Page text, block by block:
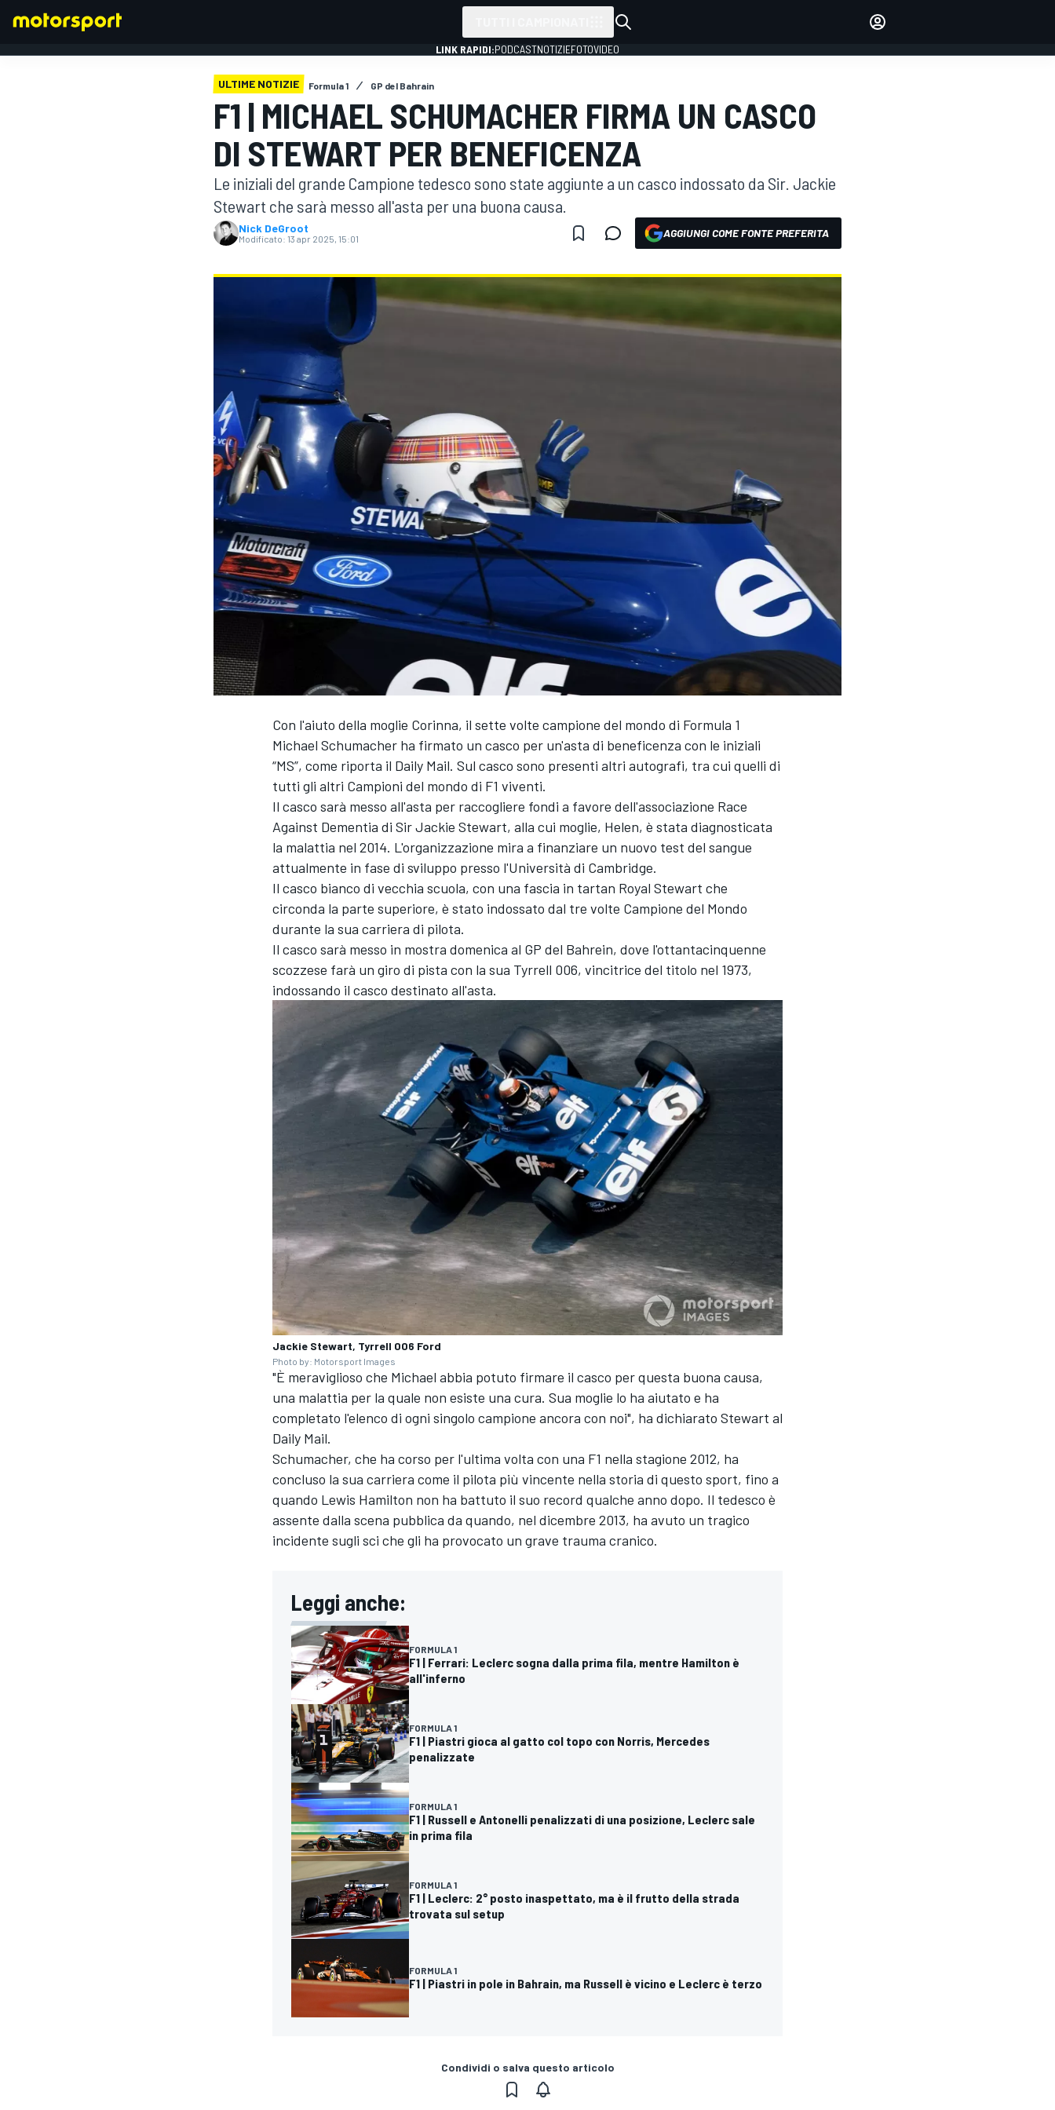
WEC
ACCEDI
LINK RAPIDI:PODCASTNOTIZIEFOTOVIDEO
ULTIME NOTIZIE Formula 1 GP del Bahrain
F1 | MICHAEL SCHUMACHER FIRMA UN CASCO
DI STEWART PER BENEFICENZA
Le iniziali del grande Campione tedesco sono state aggiunte a un casco indossato da Sir. Jackie
Stewart che sarà messo all'asta per una buona causa.
Nick DeGroot
Modificato: 13 apr 2025, 15:01 AGGIUNGI COME FONTE PREFERITA
Con l'aiuto della moglie Corinna, il sette volte campione del mondo di Formula 1
Michael Schumacher ha firmato un casco per un'asta di beneficenza con le iniziali
“MS”, come riporta il Daily Mail. Sul casco sono presenti altri autografi, tra cui quelli di
tutti gli altri Campioni del mondo di F1 viventi.
Il casco sarà messo all'asta per raccogliere fondi a favore dell'associazione Race
Against Dementia di Sir Jackie Stewart, alla cui moglie, Helen, è stata diagnosticata
la malattia nel 2014. L'organizzazione mira a finanziare un nuovo test del sangue
attualmente in fase di sviluppo presso l'Università di Cambridge.
Il casco bianco di vecchia scuola, con una fascia in tartan Royal Stewart che
circonda la parte superiore, è stato indossato dal tre volte Campione del Mondo
durante la sua carriera di pilota.
Il casco sarà messo in mostra domenica al GP del Bahrein, dove l'ottantacinquenne
scozzese farà un giro di pista con la sua Tyrrell 006, vincitrice del titolo nel 1973,
indossando il casco destinato all'asta.
Jackie Stewart, Tyrrell 006 Ford
Photo by: Motorsport Images
"È meraviglioso che Michael abbia potuto firmare il casco per questa buona causa,
una malattia per la quale non esiste una cura. Sua moglie lo ha aiutato e ha
completato l'elenco di ogni singolo campione ancora con noi", ha dichiarato Stewart al
Daily Mail.
Schumacher, che ha corso per l'ultima volta con una F1 nella stagione 2012, ha
concluso la sua carriera come il pilota più vincente nella storia di questo sport, fino a
quando Lewis Hamilton non ha battuto il suo record qualche anno dopo. Il tedesco è
assente dalla scena pubblica da quando, nel dicembre 2013, ha avuto un tragico
incidente sugli sci che gli ha provocato un grave trauma cranico.
Leggi anche:
FORMULA 1
F1 | Ferrari: Leclerc sogna dalla prima fila, mentre Hamilton è
all'inferno
FORMULA 1
F1 | Piastri gioca al gatto col topo con Norris, Mercedes
penalizzate
FORMULA 1
F1 | Russell e Antonelli penalizzati di una posizione, Leclerc sale
in prima fila
FORMULA 1
F1 | Leclerc: 2° posto inaspettato, ma è il frutto della strada
trovata sul setup
FORMULA 1
F1 | Piastri in pole in Bahrain, ma Russell è vicino e Leclerc è terzo
Condividi o salva questo articolo